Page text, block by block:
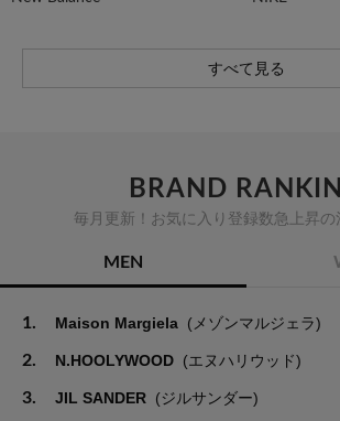
すべて見る
BRAND
毎月更新！お気に入り登録数急上昇の
MEN
1. Maison Margiela (メゾンマルジェラ)
2. N.HOOLYWOOD (エヌハリウッド)
3. JIL SANDER (ジルサンダー)